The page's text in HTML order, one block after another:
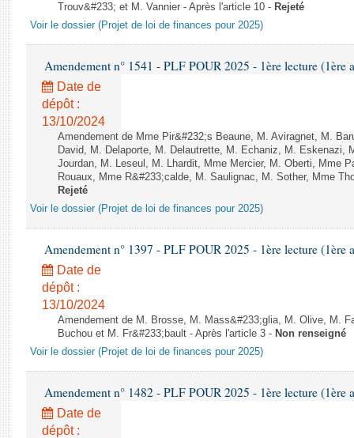
Dossiers législatifs
Budget et sécurité sociale
Comptes rendus des débats
Trouv&#233; et M. Vannier - Après l'article 10 - Rejeté
Voir le dossier (Projet de loi de finances pour 2025)
Amendement n° 1541 - PLF POUR 2025 - 1ère lecture (1ère
Date de
dépôt :
13/10/2024
Amendement de Mme Pir&#232;s Beaune, M. Aviragnet, M.
David, M. Delaporte, M. Delautrette, M. Echaniz, M. Eskenazi,
Jourdan, M. Leseul, M. Lhardit, Mme Mercier, M. Oberti, Mme
Rouaux, Mme R&#233;calde, M. Saulignac, M. Sother, Mme
Rejeté
Voir le dossier (Projet de loi de finances pour 2025)
Amendement n° 1397 - PLF POUR 2025 - 1ère lecture (1ère
Date de
dépôt :
13/10/2024
Amendement de M. Brosse, M. Mass&#233;glia, M. Olive, M.
Buchou et M. Fr&#233;bault - Après l'article 3 - Non renseigné
Voir le dossier (Projet de loi de finances pour 2025)
Amendement n° 1482 - PLF POUR 2025 - 1ère lecture (1ère
Date de
dépôt :